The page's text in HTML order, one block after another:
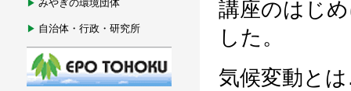
みやぎの環境団体
自治体・行政・研究所
講座のはじ
した。
気候変動と